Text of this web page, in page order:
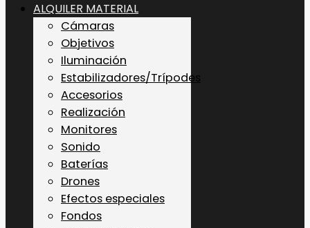
ALQUILER MATERIAL
Cámaras
Objetivos
Iluminación
Estabilizadores/Trípodes
Accesorios
Realización
Monitores
Sonido
Baterías
Drones
Efectos especiales
Fondos